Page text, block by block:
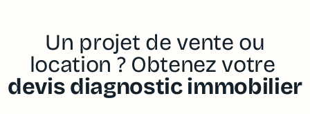
Un projet de vente ou
location ? Obtenez votre
devis diagnostic immobilier